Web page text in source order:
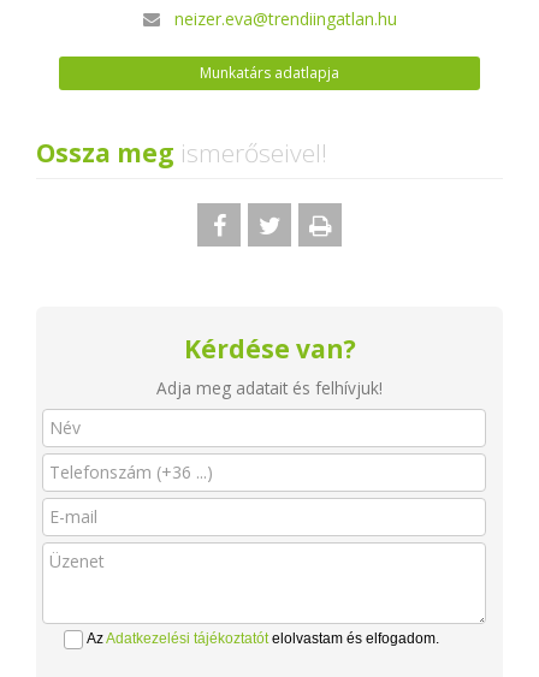
neizer.eva@trendiingatlan.hu
Munkatárs adatlapja
Ossza meg ismerőseivel!
Kérdése van?
Adja meg adatait és felhívjuk!
AzAdatkezelési tájékoztatótelolvastam és elfogadom.